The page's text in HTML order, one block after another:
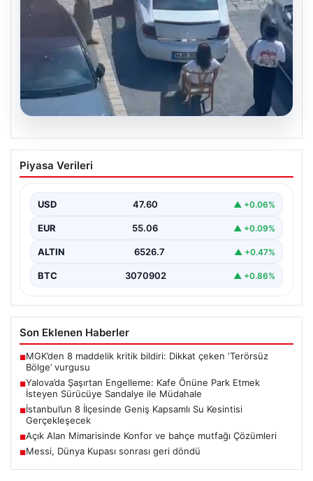
05.08.2026
Yalova’da Şaşırtan Engelleme: Kafe
Önüne Park Etmek İsteyen Sürücüye
Yalova'da yaşanan sıra dışı bir olay, gündeme damgasını
Piyasa Verileri
USD 47.60 ▲ +0.06%
EUR 55.06 ▲ +0.09%
ALTIN 6526.7 ▲ +0.47%
BTC 3070902 ▲ +0.86%
Son Eklenen Haberler
■MGK’den 8 maddelik kritik bildiri: Dikkat çeken ‘Terörsüz
Bölge’ vurgusu
■Yalova’da Şaşırtan Engelleme: Kafe Önüne Park Etmek
İsteyen Sürücüye Sandalye ile Müdahale
■İstanbul’un 8 İlçesinde Geniş Kapsamlı Su Kesintisi
Gerçekleşecek
■Açık Alan Mimarisinde Konfor ve bahçe mutfağı Çözümleri
■Messi, Dünya Kupası sonrası geri döndü